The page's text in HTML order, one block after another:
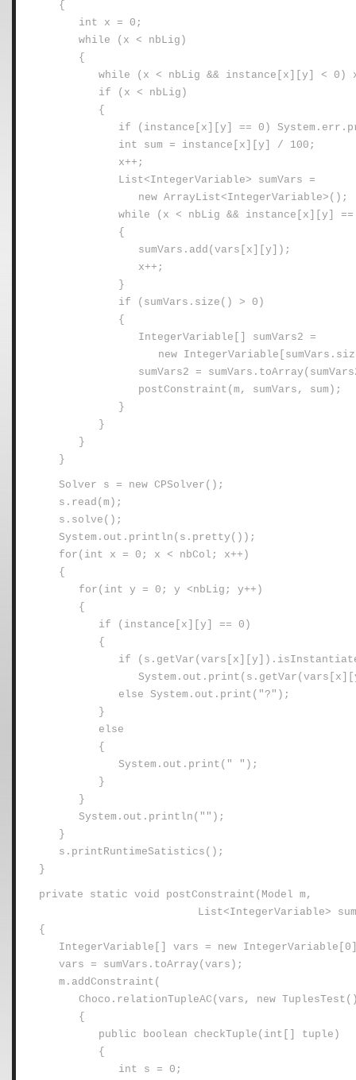
{
int x = 0;
while (x < nbLig)
{
while (x < nbLig && instance[x][y] < 0)
if (x < nbLig)
{
if (instance[x][y] == 0)
int sum = instance[x][y] / 100;
x++;
List<IntegerVariable> sumVars =
new ArrayList<IntegerVariable>();
while (x < nbLig && instance[x][y]
{
sumVars.add(vars[x][y]);
x++;
}
if (sumVars.size() > 0)
{
IntegerVariable[] sumVars2 =
new
sumVars2 =
postConstraint(m, sumVars, sum);
}
}
}
}
Solver s = new CPSolver();
s.read(m);
s.solve();
System.out.println(s.pretty());
for(int x = 0; x < nbCol; x++)
{
for(int y = 0; y <nbLig; y++)
{
if (instance[x][y] == 0)
{
if
else System.out.print("?");
}
else
{
System.out.print(" ");
}
}
System.out.println("");
}
s.printRuntimeSatistics();
}
private static void postConstraint(Model m,
List<IntegerVariable>
{
IntegerVariable[] vars = new
vars = sumVars.toArray(vars);
m.addConstraint(
Choco.relationTupleAC(vars, new
{
public boolean checkTuple(int[] tuple)
{
int s = 0;